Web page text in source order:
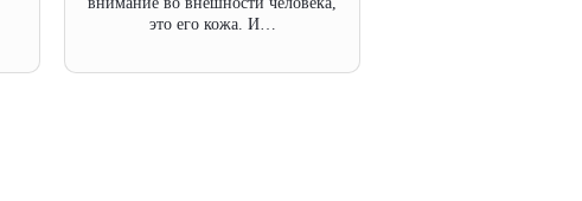
это его кожа. И…